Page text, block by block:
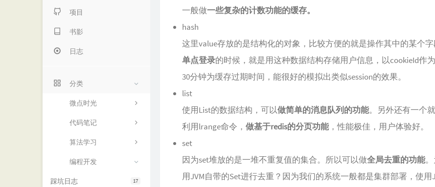
项目
书影
日志
分类
微点时光
代码笔记
算法学习
编程开发
17
踩坑日志
一般做一些复杂的计数功能的缓存。
hash
这里value存放的是结构化的对象，比较方便的就是操作其中的某个
单点登录的时候，就是用这种数据结构存储用户信息，以cookieId作
30分钟为缓存过期时间，能很好的模拟出类似session的效果。
list
使用List的数据结构，可以做简单的消息队列的功能。另外还有一个
利用lrange命令， 做基于redis的分页功能，性能极佳，用户体验好。
set
因为set堆放的是一堆不重复值的集合。所以可以做全局去重的功能
用JVM自带的Set进行去重？因为我们的系统一般都是集群部署，使用